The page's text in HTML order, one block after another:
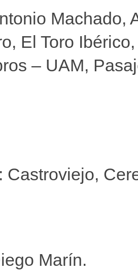
Machado,
El Toro
– UAM,
Castroviejo,
Marín.